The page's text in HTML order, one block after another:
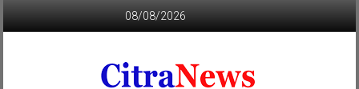
08/08/2026